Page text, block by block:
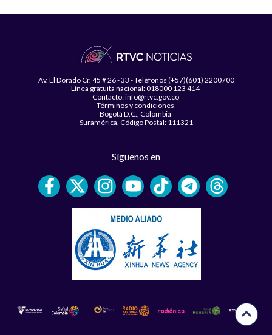
Av. El Dorado Cr. 45 # 26 - 33 - Teléfonos (+57)(601) 2200700
Línea gratuita nacional: 018000 123 414
Contacto: info@rtvc.gov.co
Términos y condiciones
Bogotá D.C., Colombia
Suramérica, Código Postal: 111321
Síguenos en